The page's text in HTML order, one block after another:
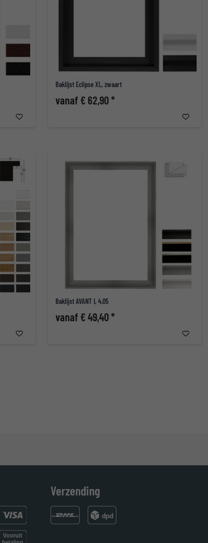
Baklijst Eclipse XL, zwaart
vanaf € 62,90 *
Baklijst AVANT I, 4,05
vanaf € 49,40 *
Verzending